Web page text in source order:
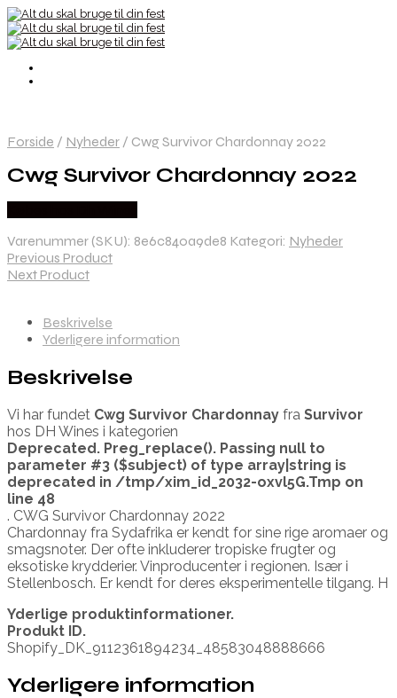
Forside / Nyheder / Cwg Survivor Chardonnay 2022
Cwg Survivor Chardonnay 2022
Varenummer (SKU): 8e6c840a9de8 Kategori: Nyheder
Previous Product
Next Product
Beskrivelse
Yderligere information
Beskrivelse
Vi har fundet Cwg Survivor Chardonnay fra Survivor
hos DH Wines i kategorien
Deprecated. Preg_replace(). Passing null to
parameter #3 ($subject) of type array|string is
deprecated in /tmp/xim_id_2032-oxvl5G.Tmp on
line 48
. CWG Survivor Chardonnay 2022
Chardonnay fra Sydafrika er kendt for sine rige aromaer og
smagsnoter. Der ofte inkluderer tropiske frugter og
eksotiske krydderier. Vinproducenter i regionen. Især i
Stellenbosch. Er kendt for deres eksperimentelle tilgang. H
Yderlige produktinformationer.
Produkt ID.
Shopify_DK_9112361894234_48583048888666
Yderligere information